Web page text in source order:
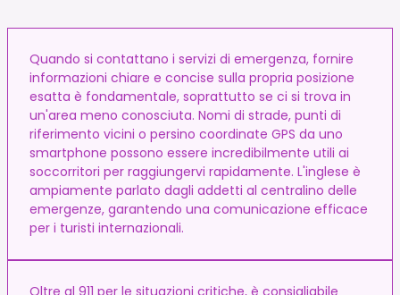
Quando si contattano i servizi di emergenza, fornire
informazioni chiare e concise sulla propria posizione
esatta è fondamentale, soprattutto se ci si trova in
un'area meno conosciuta. Nomi di strade, punti di
riferimento vicini o persino coordinate GPS da uno
smartphone possono essere incredibilmente utili ai
soccorritori per raggiungervi rapidamente. L'inglese è
ampiamente parlato dagli addetti al centralino delle
emergenze, garantendo una comunicazione efficace
per i turisti internazionali.